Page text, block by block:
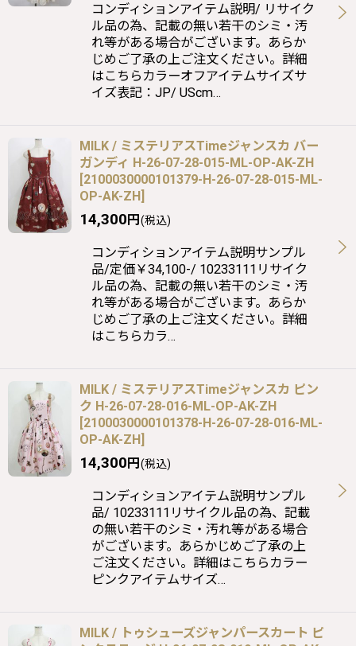
コンディションアイテム説明/ リサイク
ル品の為、記載の無い若干のシミ・汚
れ等がある場合がございます。あらか
じめご了承の上ご注文ください。詳細
はこちらカラーオフアイテムサイズサ
イズ表記：JP/ UScm…
MILK / ミステリアスTimeジャンスカ バー
ガンディ H-26-07-28-015-ML-OP-AK-ZH
[2100030000101379-H-26-07-28-015-ML-
OP-AK-ZH]
14,300円(税込)
コンディションアイテム説明サンプル
品/定価￥34,100-/ 10233111リサイク
ル品の為、記載の無い若干のシミ・汚
れ等がある場合がございます。あらか
じめご了承の上ご注文ください。詳細
はこちらカラ…
MILK / ミステリアスTimeジャンスカ ピン
ク H-26-07-28-016-ML-OP-AK-ZH
[2100030000101378-H-26-07-28-016-ML-
OP-AK-ZH]
14,300円(税込)
コンディションアイテム説明サンプル
品/ 10233111リサイクル品の為、記載
の無い若干のシミ・汚れ等がある場合
がございます。あらかじめご了承の上
ご注文ください。詳細はこちらカラー
ピンクアイテムサイズ…
MILK / トゥシューズジャンパースカート ピ